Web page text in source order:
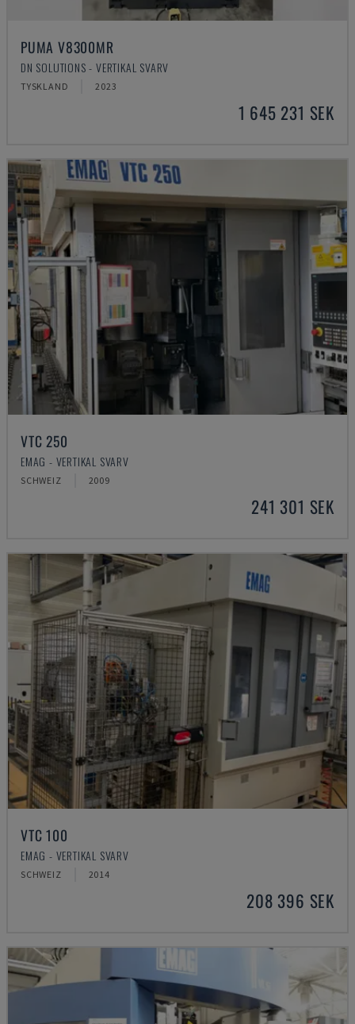
PUMA V8300MR
DN SOLUTIONS - VERTIKAL SVARV
TYSKLAND 2023
1 645 231 SEK
VTC 250
EMAG - VERTIKAL SVARV
SCHWEIZ 2009
241 301 SEK
VTC 100
EMAG - VERTIKAL SVARV
SCHWEIZ 2014
208 396 SEK